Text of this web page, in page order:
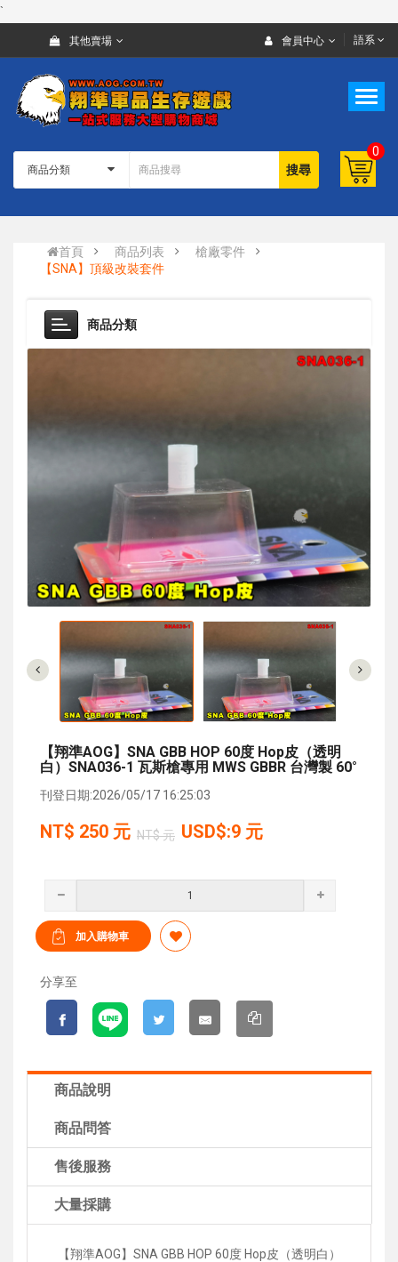
`
其他賣場 會員中心 語系
搜尋
0
首頁 商品列表
槍廠零件
【SNA】頂級改裝套件
商品分類
【翔準AOG】SNA GBB HOP 60度 Hop皮（透明
白）SNA036-1 瓦斯槍專用 MWS GBBR 台灣製 60°
刊登日期:2026/05/17 16:25:03
NT$ 250 元 NT$ 元 USD$:9 元
分享至
商品說明
商品問答
售後服務
大量採購
【翔準AOG】SNA GBB HOP 60度 Hop皮（透明白）